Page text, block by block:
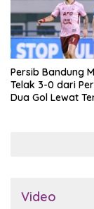
Persib Bandung
Telak 3-0 dari
Dua Gol Lewat
Video